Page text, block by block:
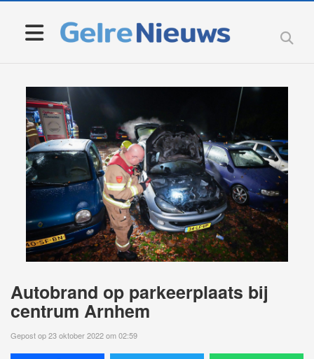
Autobrand op parkeerplaats bij
centrum Arnhem
Gepost op 23 oktober 2022 om 02:59